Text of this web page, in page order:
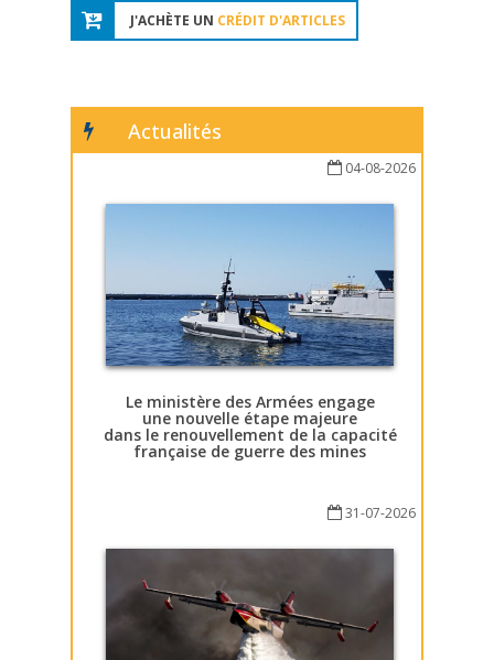
J'ACHÈTE UN CRÉDIT D'ARTICLES
Actualités
04-08-2026
Le ministère des Armées engage
une nouvelle étape majeure
dans le renouvellement de la capacité
française de guerre des mines
31-07-2026